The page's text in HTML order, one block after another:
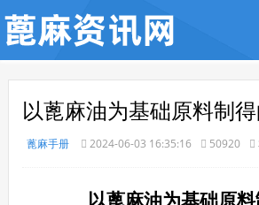
以蓖麻油为基础原料制
蓖麻手册 2024-06-03 16:35:16 50920
以蓖麻油为基础原